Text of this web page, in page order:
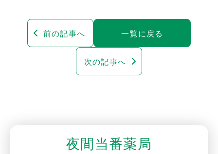
前の記事へ 一覧に戻る
次の記事へ
夜間当番薬局